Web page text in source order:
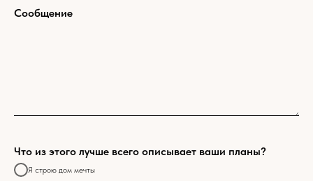
Сообщение
Что из этого лучше всего описывает ваши планы?
Я строю дом мечты